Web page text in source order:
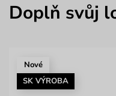
Doplň svůj
Nové
SK VÝROBA